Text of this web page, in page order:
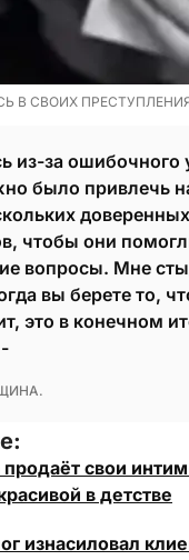
В СВОИХ
из-за ошибочного
было привлечь
доверенных
чтобы они
вопросы. Мне
вы берете то,
это в конечном
свои
в детстве
изнасиловал